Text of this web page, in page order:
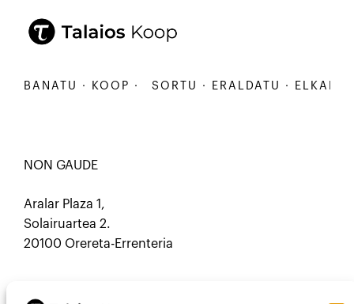
· KOOP · SORTU · ERALDATU ·
NON GAUDE
Aralar Plaza 1,
Solairuartea 2.
20100 Orereta-Errenteria